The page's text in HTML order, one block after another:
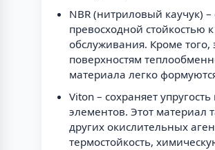
NBR (нитриловый каучук)
превосходной стойкостью
обслуживания. Кроме того,
поверхностям
материала легко
Viton – сохраняет
элементов. Этот материал
других окислительных
термостойкость,